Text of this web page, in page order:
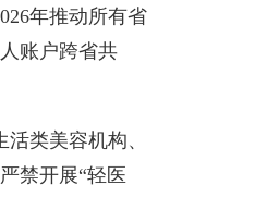
年推动所有省
账户跨省共
类美容机构、
禁开展“轻医